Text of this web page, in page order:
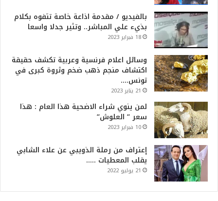
بالفيديو / مقدمة اذاعة خاصة تتفوه بكلام
بذيء علي المباشر.. وتثير جدلا واسعا
18 فبراير 2023
وسائل اعلام فرنسية وعربية تكشف حقيقة
اكتشاف منجم ذهب ضخم وثروة كبرى في
تونس….
21 يناير 2023
لمن ينوي شراء الاضحية هذا العام : هذا
سعر ” العلوش”
10 فبراير 2023
إعتراف من رملة الذويبي عن علاء الشابي
يقلب المعطيات …..
21 يوليو 2022